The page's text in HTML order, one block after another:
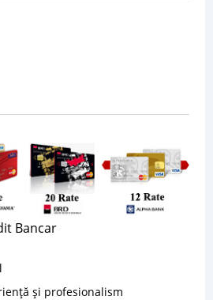
Bancar
și profesionalism